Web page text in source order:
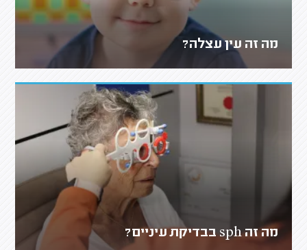
מה זה עין עצלה?
מה זה sph בבדיקת עיניים?